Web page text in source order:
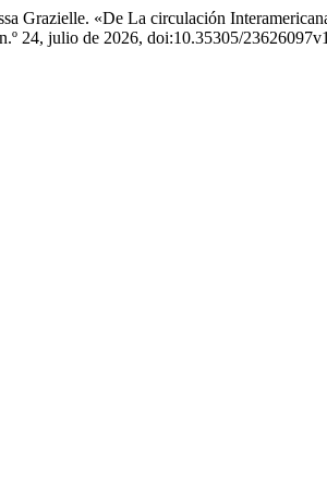
Grazielle. «De La circulación
24, julio de 2026, doi:10.35305/